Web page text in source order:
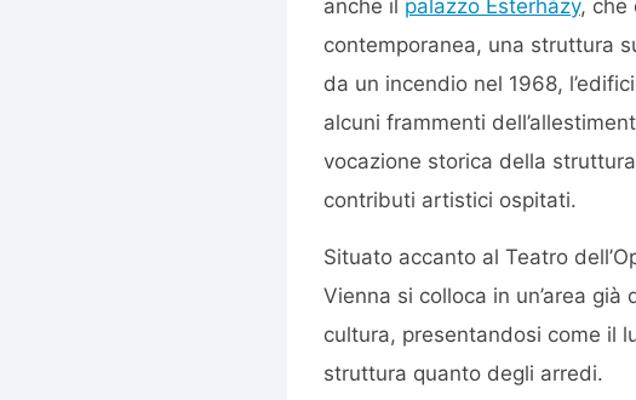
anche il palazzo Esterházy, che
contemporanea, una struttura
da un incendio nel 1968,
alcuni frammenti
vocazione storica della
contributi artistici ospitati.
Situato accanto al Teatro
Vienna si colloca in un’area
cultura, presentandosi come il
struttura quanto degli arredi.